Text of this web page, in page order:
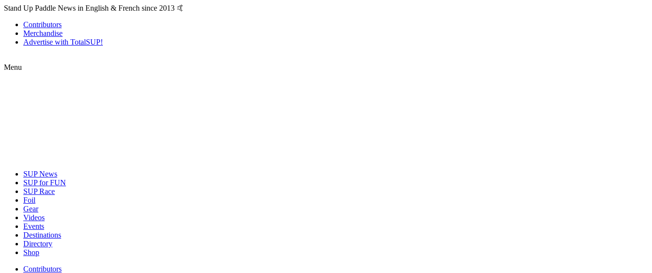
Stand Up Paddle News in English & French since 2013 🤙
Contributors
Merchandise
Advertise with TotalSUP!
Menu
SUP News
SUP for FUN
SUP Race
Foil
Gear
Videos
Events
Destinations
Directory
Shop
Contributors